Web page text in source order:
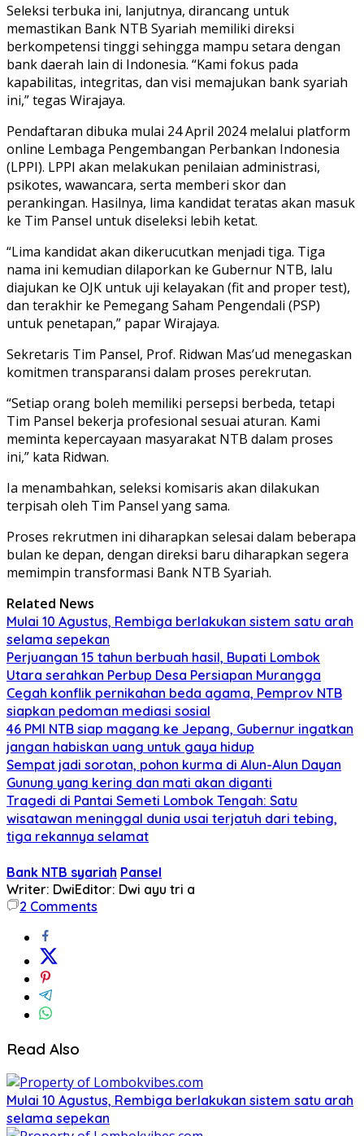
Seleksi terbuka ini, lanjutnya, dirancang untuk
memastikan Bank NTB Syariah memiliki direksi
berkompetensi tinggi sehingga mampu setara dengan
bank daerah lain di Indonesia. “Kami fokus pada
kapabilitas, integritas, dan visi memajukan bank syariah
ini,” tegas Wirajaya.
Pendaftaran dibuka mulai 24 April 2024 melalui platform
online Lembaga Pengembangan Perbankan Indonesia
(LPPI). LPPI akan melakukan penilaian administrasi,
psikotes, wawancara, serta memberi skor dan
perankingan. Hasilnya, lima kandidat teratas akan masuk
ke Tim Pansel untuk diseleksi lebih ketat.
“Lima kandidat akan dikerucutkan menjadi tiga. Tiga
nama ini kemudian dilaporkan ke Gubernur NTB, lalu
diajukan ke OJK untuk uji kelayakan (fit and proper test),
dan terakhir ke Pemegang Saham Pengendali (PSP)
untuk penetapan,” papar Wirajaya.
Sekretaris Tim Pansel, Prof. Ridwan Mas’ud menegaskan
komitmen transparansi dalam proses perekrutan.
“Setiap orang boleh memiliki persepsi berbeda, tetapi
Tim Pansel bekerja profesional sesuai aturan. Kami
meminta kepercayaan masyarakat NTB dalam proses
ini,” kata Ridwan.
Ia menambahkan, seleksi komisaris akan dilakukan
terpisah oleh Tim Pansel yang sama.
Proses rekrutmen ini diharapkan selesai dalam beberapa
bulan ke depan, dengan direksi baru diharapkan segera
memimpin transformasi Bank NTB Syariah.
Related News
Mulai 10 Agustus, Rembiga berlakukan sistem satu arah
selama sepekan
Perjuangan 15 tahun berbuah hasil, Bupati Lombok
Utara serahkan Perbup Desa Persiapan Murangga
Cegah konflik pernikahan beda agama, Pemprov NTB
siapkan pedoman mediasi sosial
46 PMI NTB siap magang ke Jepang, Gubernur ingatkan
jangan habiskan uang untuk gaya hidup
Sempat jadi sorotan, pohon kurma di Alun-Alun Dayan
Gunung yang kering dan mati akan diganti
Tragedi di Pantai Semeti Lombok Tengah: Satu
wisatawan meninggal dunia usai terjatuh dari tebing,
tiga rekannya selamat
Bank NTB syariah Pansel
Writer: DwiEditor: Dwi ayu tri a
2 Comments
Read Also
Mulai 10 Agustus, Rembiga berlakukan sistem satu arah
selama sepekan